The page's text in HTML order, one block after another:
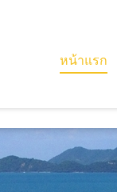
หน้าแรก